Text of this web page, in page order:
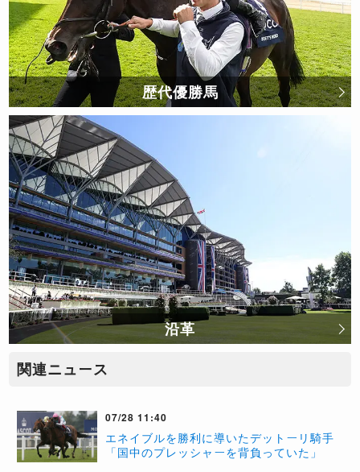
歴代優勝馬
沿革
関連ニュース
07/28 11:40
エネイブルを勝利に導いたデットーリ騎手
「国中のプレッシャーを背負っていた」